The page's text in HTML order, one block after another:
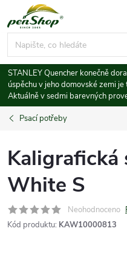
na
obsah
STANLEY Quencher konečně
úspěchu v jeho domovské zemi
Aktuálně v sedmi barevných
Psací potřeby
Kaligrafická
White S
Neohodnoceno
Kód produktu: KAW10000813